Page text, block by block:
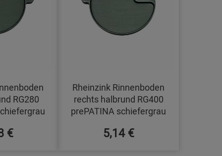
RG280
€
Rheinzink Rinnenboden
rechts halbrund RG400
prePATINA schiefergrau
5,14 €